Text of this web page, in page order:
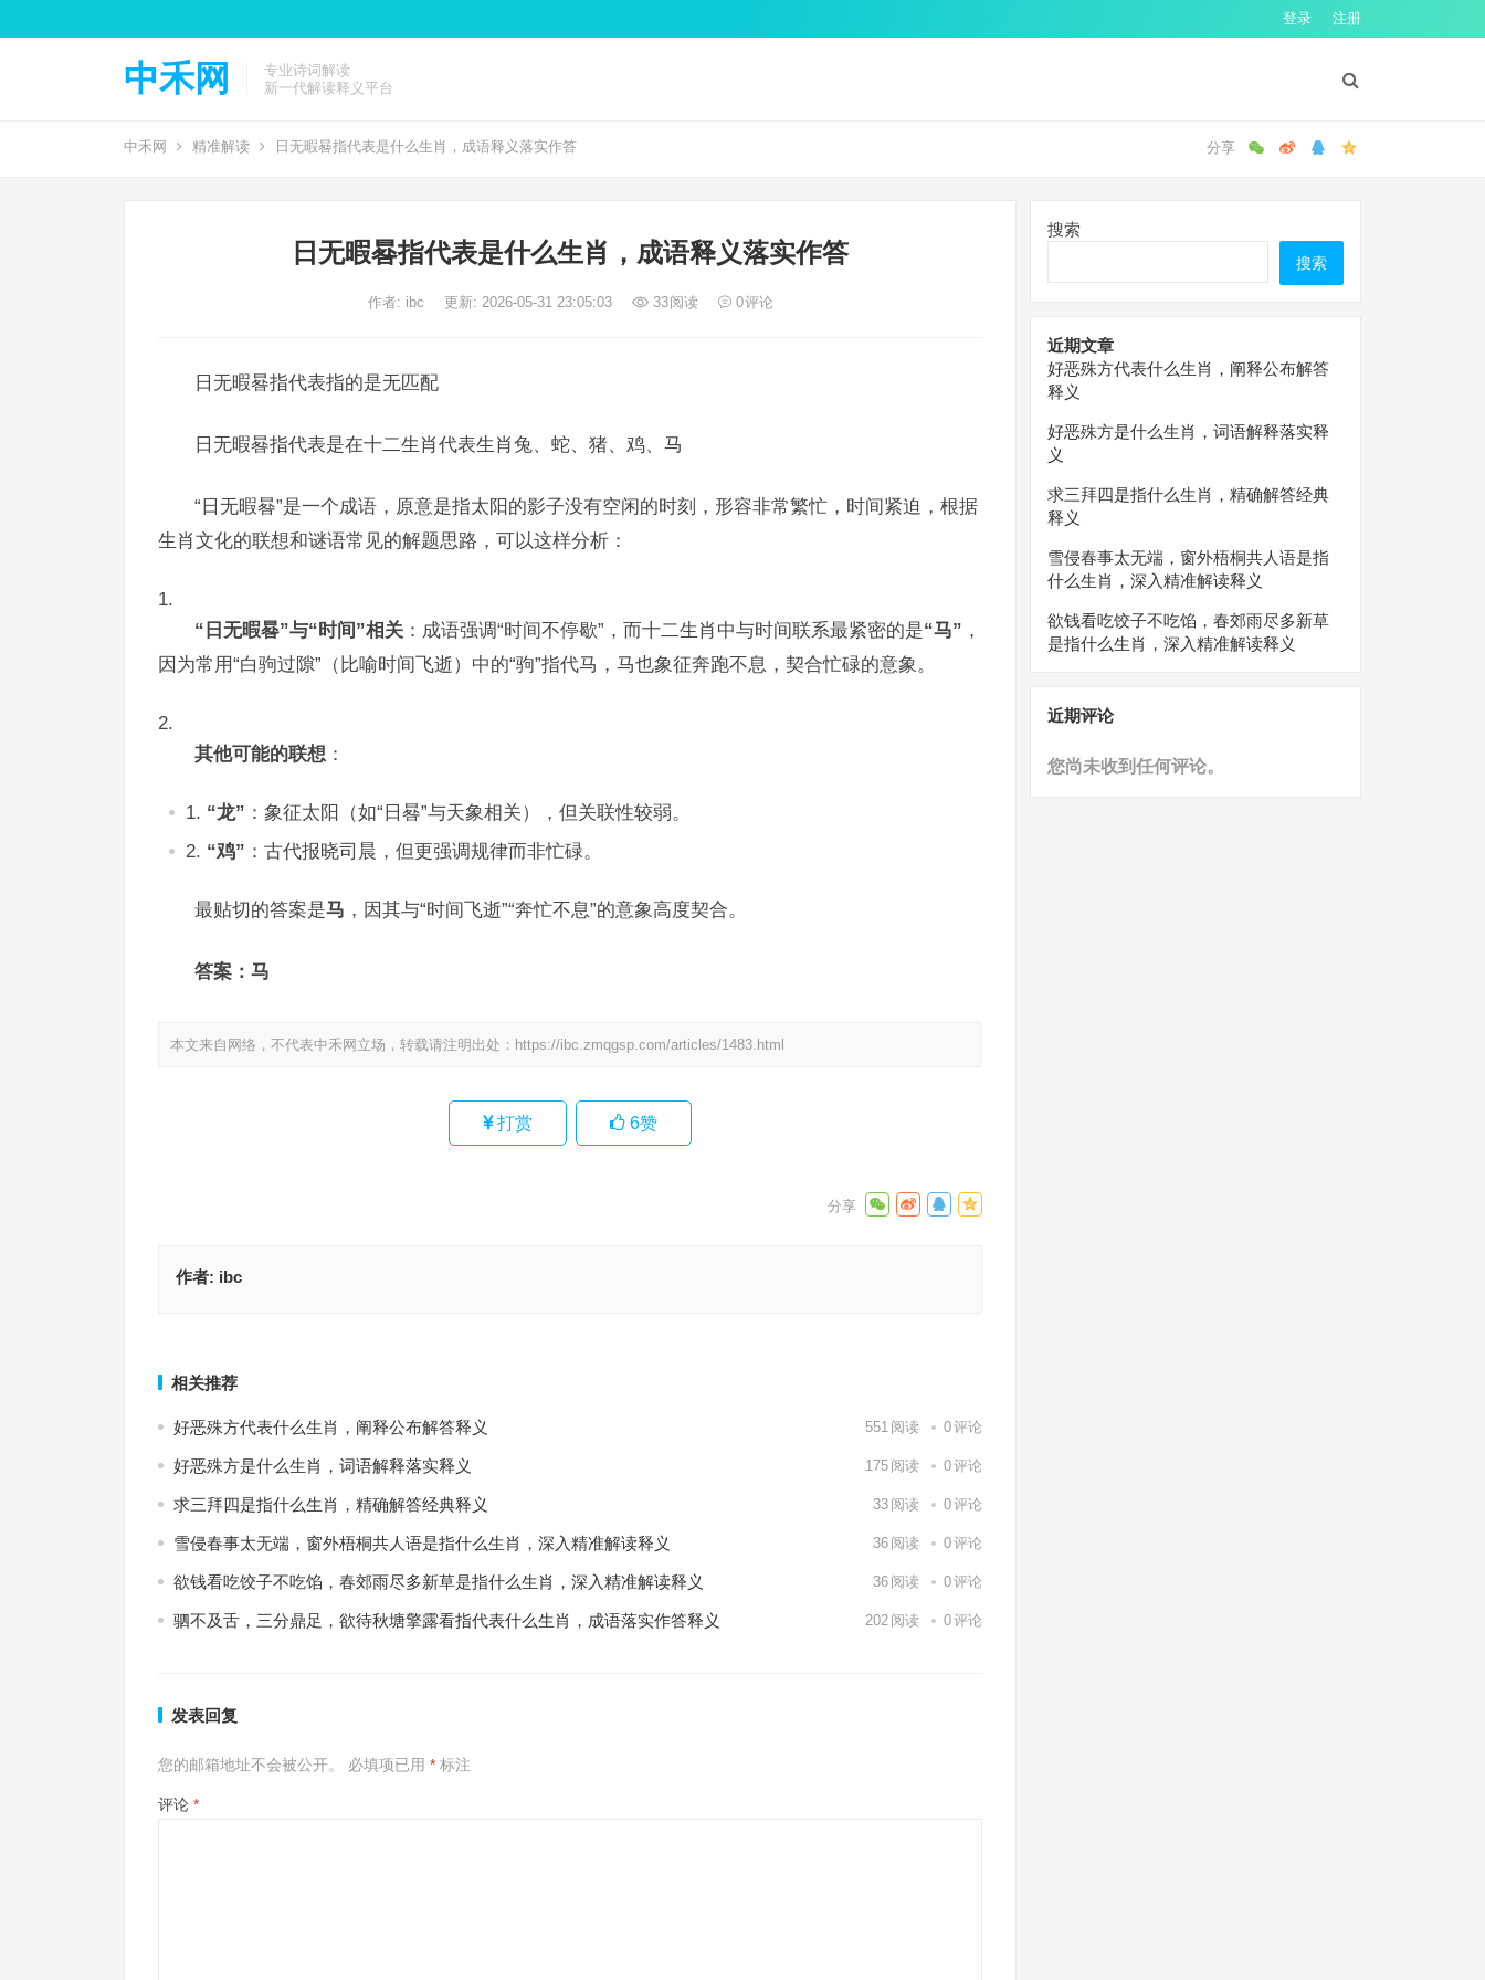
登录 注册
中禾网
专业诗词解读
新一代解读释义平台
中禾网 精准解读 日无暇晷指代表是什么生肖，成语释义落实作答
日无暇晷指代表是什么生肖，成语释义落实作答
作者: ibc 更新: 2026-05-31 23:05:03 33阅读 0评论
日无暇晷指代表指的是无匹配
日无暇晷指代表是在十二生肖代表生肖兔、蛇、猪、鸡、马
“日无暇晷”是一个成语，原意是指太阳的影子没有空闲的时刻，形容非常繁忙，时间紧迫，根据
生肖文化的联想和谜语常见的解题思路，可以这样分析：
“日无暇晷”与“时间”相关 ：成语强调“时间不停歇”，而十二生肖中与时间联系最紧密的是“马” ，
因为常用“白驹过隙”（比喻时间飞逝）中的“驹”指代马，马也象征奔跑不息，契合忙碌的意象。
其他可能的联想 ：
“龙” ：象征太阳（如“日晷”与天象相关），但关联性较弱。
“鸡” ：古代报晓司晨，但更强调规律而非忙碌。
最贴切的答案是马 ，因其与“时间飞逝”“奔忙不息”的意象高度契合。
答案：马
本文来自网络，不代表中禾网立场，转载请注明出处： https://ibc.zmqgsp.com/articles/1483.html
打赏 6赞
作者: ibc
相关推荐
好恶殊方代表什么生肖，阐释公布解答释义 551 阅读 0评论
好恶殊方是什么生肖，词语解释落实释义 175 阅读 0评论
求三拜四是指什么生肖，精确解答经典释义 33 阅读 0评论
雪侵春事太无端，窗外梧桐共人语是指什么生肖，深入精准解读释义 36 阅读 0评论
欲钱看吃饺子不吃馅，春郊雨尽多新草是指什么生肖，深入精准解读释义 36 阅读 0评论
驷不及舌，三分鼎足，欲待秋塘擎露看指代表什么生肖，成语落实作答释义 202 阅读 0评论
发表回复
您的邮箱地址不会被公开。 必填项已用 * 标注
评论 *
搜索
搜索
近期文章
好恶殊方代表什么生肖，阐释公布解答
释义
好恶殊方是什么生肖，词语解释落实释
义
求三拜四是指什么生肖，精确解答经典
释义
雪侵春事太无端，窗外梧桐共人语是指
什么生肖，深入精准解读释义
欲钱看吃饺子不吃馅，春郊雨尽多新草
是指什么生肖，深入精准解读释义
近期评论
您尚未收到任何评论。